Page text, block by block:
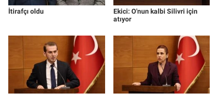
İtirafçı oldu
Ekici: O'nun kalbi Silivri için
atıyor